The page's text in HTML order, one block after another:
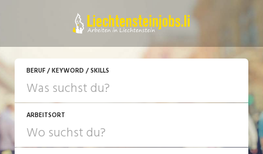
BERUF / KEYWORD / SKILLS
ARBEITSORT
JETZT BEWERBEN